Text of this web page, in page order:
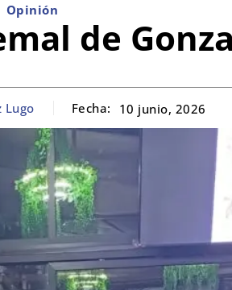
Opinión
de
Lugo Fecha: 10 junio, 2026